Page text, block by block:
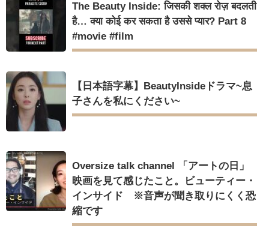
The Beauty Inside: जिसकी शक्ल रोज़ बदलती
है… क्या कोई कर सकता है उससे प्यार? Part 8
#movie #film
【日本語字幕】BeautyInsideドラマ~息
子さんを私にください~
Oversize talk channel 「アートの日」
映画を見て感じたこと。ビューティー・
インサイド ※音声が聞き取りにくく恐
縮です